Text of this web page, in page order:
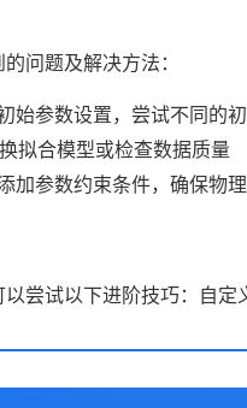
问题及解决方法：
始参数设置，尝试不同的
拟合模型或检查数据质量
加参数约束条件，确保物
尝试以下进阶技巧：自